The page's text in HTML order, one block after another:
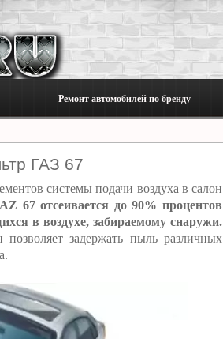
Ремонт автомобилей по бренду
ГАЗ 67
системы подачи воздуха в салон
67 отсеивается до 90% процентов
в воздухе, забираемому снаружи.
задержать пыль различных